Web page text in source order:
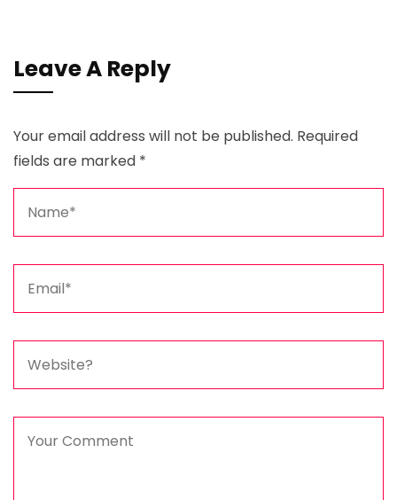
Leave A Reply
Your email address will not be published. Required
fields are marked *